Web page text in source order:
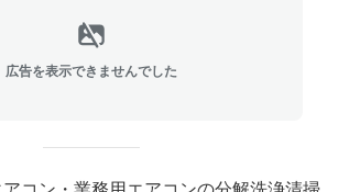
広告を表示できませんでした